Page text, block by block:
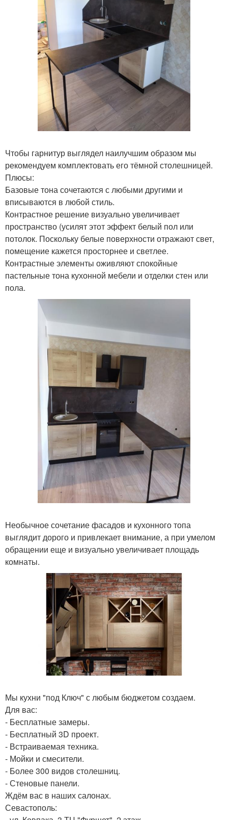
Чтобы гарнитур выглядел наилучшим образом мы
рекомендуем комплектовать его тёмной столешницей.
Плюсы:
Базовые тона сочетаются с любыми другими и
вписываются в любой стиль.
Контрастное решение визуально увеличивает
пространство (усилят этот эффект белый пол или
потолок. Поскольку белые поверхности отражают свет,
помещение кажется просторнее и светлее.
Контрастные элементы оживляют спокойные
пастельные тона кухонной мебели и отделки стен или
пола.
Необычное сочетание фасадов и кухонного топа
выглядит дорого и привлекает внимание, а при умелом
обращении еще и визуально увеличивает площадь
комнаты.
Мы кухни "под Ключ" с любым бюджетом создаем.
Для вас:
- Бесплатные замеры.
- Бесплатный 3D проект.
- Встраиваемая техника.
- Мойки и смесители.
- Более 300 видов столешниц.
- Стеновые панели.
Ждём вас в наших салонах.
Севастополь: